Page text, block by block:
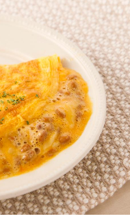
ぽん酢
鍋用調味料
たれ